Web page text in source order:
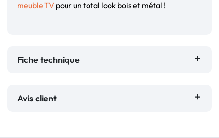
meuble TV pour un total look bois et métal !
Fiche technique
Avis client